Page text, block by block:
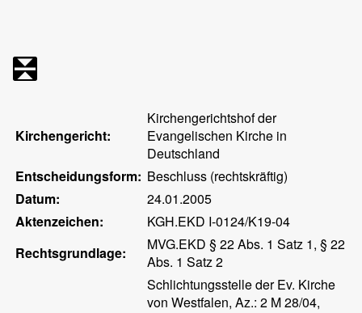
Kirchengericht:
Kirchengerichtshof der
Evangelischen Kirche in
Deutschland
Entscheidungsform: Beschluss (rechtskräftig)
Datum:
24.01.2005
Aktenzeichen:
KGH.EKD I-0124/K19-04
Rechtsgrundlage:
MVG.EKD § 22 Abs. 1 Satz 1, § 22
Abs. 1 Satz 2
Schlichtungsstelle der Ev. Kirche
von Westfalen, Az.: 2 M 28/04,